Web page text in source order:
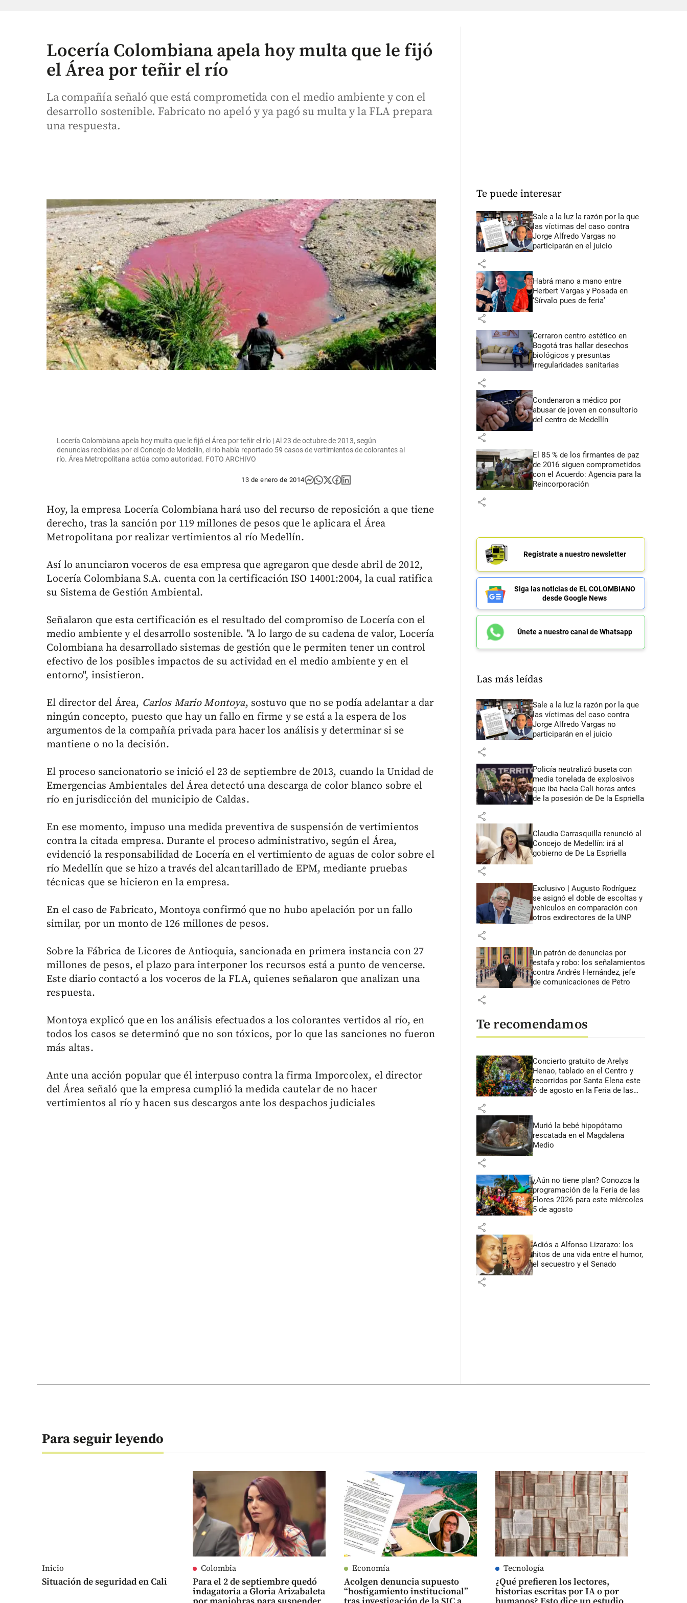
Locería Colombiana apela hoy multa que le fijó
el Área por teñir el río
La compañía señaló que está comprometida con el medio ambiente y con el
desarrollo sostenible. Fabricato no apeló y ya pagó su multa y la FLA prepara
una respuesta.
Locería Colombiana apela hoy multa que le fijó el Área por teñir el río | Al 23 de octubre de 2013, según
denuncias recibidas por el Concejo de Medellín, el río había reportado 59 casos de vertimientos de colorantes al
río. Área Metropolitana actúa como autoridad. FOTO ARCHIVO
13 de enero de 2014
Hoy, la empresa Locería Colombiana hará uso del recurso de reposición a que tiene
derecho, tras la sanción por 119 millones de pesos que le aplicara el Área
Metropolitana por realizar vertimientos al río Medellín.
Así lo anunciaron voceros de esa empresa que agregaron que desde abril de 2012,
Locería Colombiana S.A. cuenta con la certificación ISO 14001:2004, la cual ratifica
su Sistema de Gestión Ambiental.
Señalaron que esta certificación es el resultado del compromiso de Locería con el
medio ambiente y el desarrollo sostenible. "A lo largo de su cadena de valor, Locería
Colombiana ha desarrollado sistemas de gestión que le permiten tener un control
efectivo de los posibles impactos de su actividad en el medio ambiente y en el
entorno", insistieron.
El director del Área, Carlos Mario Montoya, sostuvo que no se podía adelantar a dar
ningún concepto, puesto que hay un fallo en firme y se está a la espera de los
argumentos de la compañía privada para hacer los análisis y determinar si se
mantiene o no la decisión.
El proceso sancionatorio se inició el 23 de septiembre de 2013, cuando la Unidad de
Emergencias Ambientales del Área detectó una descarga de color blanco sobre el
río en jurisdicción del municipio de Caldas.
En ese momento, impuso una medida preventiva de suspensión de vertimientos
contra la citada empresa. Durante el proceso administrativo, según el Área,
evidenció la responsabilidad de Locería en el vertimiento de aguas de color sobre el
río Medellín que se hizo a través del alcantarillado de EPM, mediante pruebas
técnicas que se hicieron en la empresa.
En el caso de Fabricato, Montoya confirmó que no hubo apelación por un fallo
similar, por un monto de 126 millones de pesos.
Sobre la Fábrica de Licores de Antioquia, sancionada en primera instancia con 27
millones de pesos, el plazo para interponer los recursos está a punto de vencerse.
Este diario contactó a los voceros de la FLA, quienes señalaron que analizan una
respuesta.
Montoya explicó que en los análisis efectuados a los colorantes vertidos al río, en
todos los casos se determinó que no son tóxicos, por lo que las sanciones no fueron
más altas.
Ante una acción popular que él interpuso contra la firma Imporcolex, el director
del Área señaló que la empresa cumplió la medida cautelar de no hacer
vertimientos al río y hacen sus descargos ante los despachos judiciales
Te puede interesar
Sale a la luz la razón por la que
las víctimas del caso contra
Jorge Alfredo Vargas no
participarán en el juicio
share
Habrá mano a mano entre
Herbert Vargas y Posada en
‘Sírvalo pues de feria’
share
Cerraron centro estético en
Bogotá tras hallar desechos
biológicos y presuntas
irregularidades sanitarias
share
Condenaron a médico por
abusar de joven en consultorio
del centro de Medellín
share
El 85 % de los firmantes de paz
de 2016 siguen comprometidos
con el Acuerdo: Agencia para la
Reincorporación
share
Regístrate a nuestro newsletter
Siga las noticias de EL COLOMBIANO
desde Google News
Únete a nuestro canal de Whatsapp
Las más leídas
Sale a la luz la razón por la que
las víctimas del caso contra
Jorge Alfredo Vargas no
participarán en el juicio
share
Policía neutralizó buseta con
media tonelada de explosivos
que iba hacia Cali horas antes
de la posesión de De la Espriella
share
Claudia Carrasquilla renunció al
Concejo de Medellín: irá al
gobierno de De La Espriella
share
Exclusivo | Augusto Rodríguez
se asignó el doble de escoltas y
vehículos en comparación con
otros exdirectores de la UNP
share
Un patrón de denuncias por
estafa y robo: los señalamientos
contra Andrés Hernández, jefe
de comunicaciones de Petro
share
Te recomendamos
Concierto gratuito de Arelys
Henao, tablado en el Centro y
recorridos por Santa Elena este
6 de agosto en la Feria de las
share
Murió la bebé hipopótamo
rescatada en el Magdalena
Medio
share
¿Aún no tiene plan? Conozca la
programación de la Feria de las
Flores 2026 para este miércoles
5 de agosto
share
Adiós a Alfonso Lizarazo: los
hitos de una vida entre el humor,
el secuestro y el Senado
share
Para seguir leyendo
Inicio
Situación de seguridad en Cali
Colombia
Para el 2 de septiembre quedó
indagatoria a Gloria Arizabaleta
Economía
Acolgen denuncia supuesto
“hostigamiento institucional”
Tecnología
¿Qué prefieren los lectores,
historias escritas por IA o por